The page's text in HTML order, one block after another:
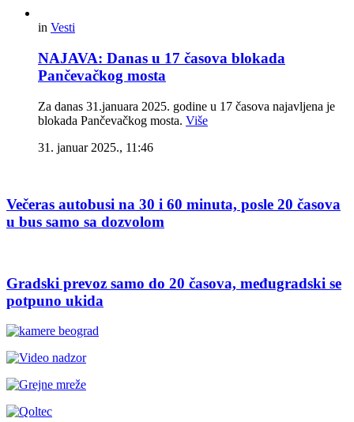
in Vesti
NAJAVA: Danas u 17 časova blokada
Pančevačkog mosta
Za danas 31.januara 2025. godine u 17 časova najavljena je
blokada Pančevačkog mosta. Više
31. januar 2025., 11:46
Večeras autobusi na 30 i 60 minuta, posle 20 časova
u bus samo sa dozvolom
Gradski prevoz samo do 20 časova, međugradski se
potpuno ukida